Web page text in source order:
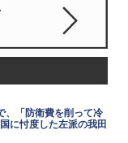
、「防衛費を削って冷
に忖度した左派の我田